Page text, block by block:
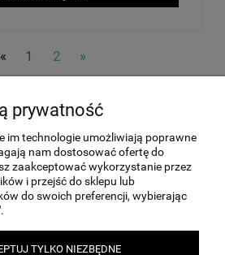
« 1 2 »
MOJE KONTO
INFORMACJE
I DOSTAWA
prywatność
im technologie umożliwiają poprawne
nam dostosować ofertę do
zaakceptować wykorzystanie przez
i przejść do sklepu lub
do swoich preferencji, wybierając
TYLKO NIEZBĘDNE